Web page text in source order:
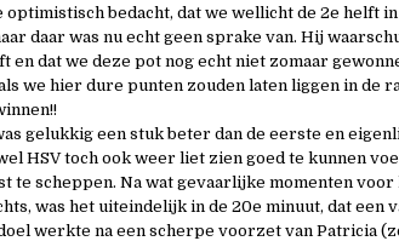
optimistisch bedacht, dat we wellicht de 2e helft
daar was nu echt geen sprake van. Hij
en dat we deze pot nog echt niet zomaar
we hier dure punten zouden laten liggen in de
gelukkig een stuk beter dan de eerste en
HSV toch ook weer liet zien goed te kunnen
te scheppen. Na wat gevaarlijke momenten voor
was het uiteindelijk in de 20e minuut, dat een
werkte na een scherpe voorzet van Patricia